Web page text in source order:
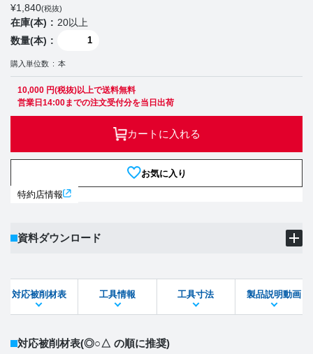
¥1,840(税抜)
在庫(本)
20以上
数量(本)
購入単位数 本
10,000 円(税抜)以上で送料無料
営業日14:00までの注文受付分を当日出荷
カートに入れる
お気に入り
特約店情報
資料ダウンロード
STEPファイル DXFファイル
対応被削材表 工具情報 工具寸法 製品説明動画
対応被削材表(◎○△ の順に推奨)